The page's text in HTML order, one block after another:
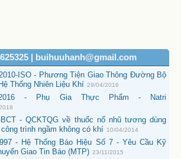
| buihuuhanh@gmail.com
ISO - Phương Tiện Giao Thông Đường Bộ
Thống Nhiên Liệu Khí 29/04/2016
2016 - Phụ Gia Thực Phẩm - Natri
BCT - QCKTQG về thuốc nổ nhũ tương dùng
trình ngầm không có khí 10/04/2014
- Hệ Thống Báo Hiệu Số 7 - Yêu Cầu Kỹ
Giao Tin Báo (MTP) 23/11/2015